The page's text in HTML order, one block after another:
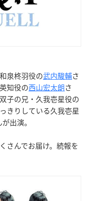
泉柊羽役の武内駿輔さ
知役の西山宏太朗さ
子の兄・久我壱星役の
きりしている久我壱星
出演。
さんでお届け。続報を